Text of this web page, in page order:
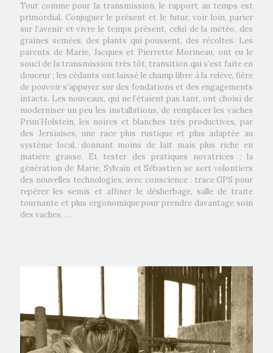
Tout comme pour la transmission, le rapport au temps est
primordial. Conjuguer le présent et le futur, voir loin, parier
sur l’avenir et vivre le temps présent, celui de la météo, des
graines semées, des plants qui poussent, des récoltes. Les
parents de Marie, Jacques et Pierrette Morineau, ont eu le
souci de la transmission très tôt, transition qui s’est faite en
douceur ; les cédants ont laissé le champ libre à la relève, fière
de pouvoir s’appuyer sur des fondations et des engagements
intacts. Les nouveaux, qui ne l’étaient pas tant, ont choisi de
moderniser un peu les installations, de remplacer les vaches
Prim’Holstein, les noires et blanches très productives, par
des Jersiaises, une race plus rustique et plus adaptée au
système local, donnant moins de lait mais plus riche en
matière grasse. Et tester des pratiques novatrices : la
génération de Marie, Sylvain et Sébastien se sert volontiers
des nouvelles technologies, avec conscience : trace GPS pour
repérer les semis et affiner le désherbage, salle de traite
tournante et plus ergonomique pour prendre davantage soin
des vaches, …